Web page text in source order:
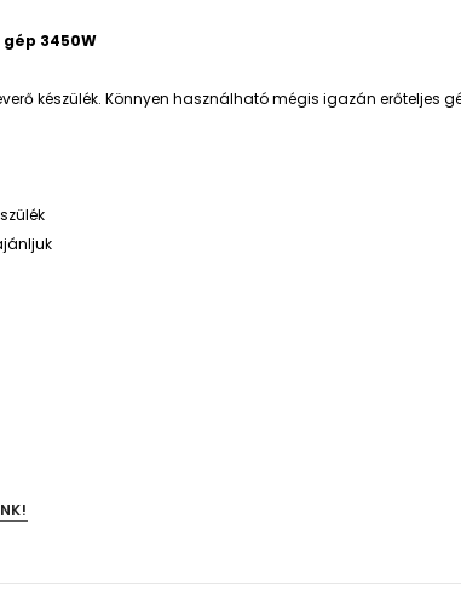
3450W
készülék. Könnyen használható mégis igazán